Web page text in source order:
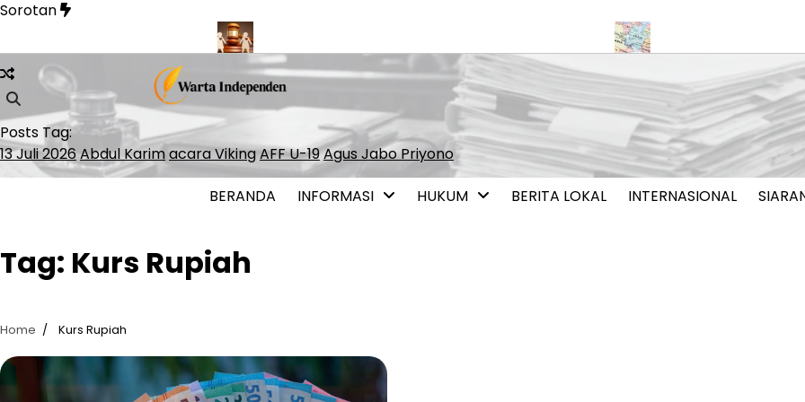
Skip
content
Sorotan
Lolos ke ATP Finals 2026 Presiden Polandia Tolak Legalisasi Pernikahan Sesama JenisIran dan Oman Capai
Posts Tag:
13 Juli 2026Abdul Karimacara VikingAFF U-19Agus Jabo Priyono
BERANDA INFORMASI HUKUM BERITA LOKAL INTERNASIONAL
Tag: Kurs Rupiah
Home Kurs Rupiah